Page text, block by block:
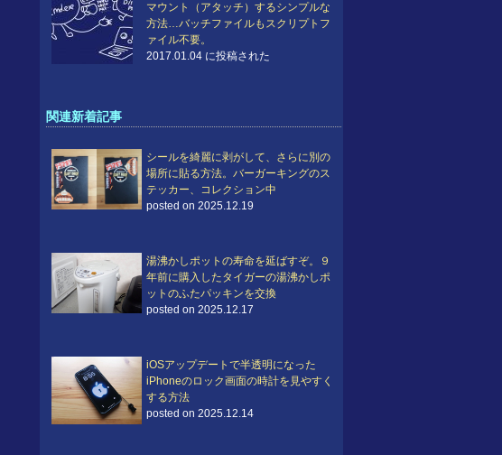
マウント（アタッチ）するシンプルな
方法…バッチファイルもスクリプトフ
ァイル不要。
2017.01.04 に投稿された
関連新着記事
シールを綺麗に剥がして、さらに別の
場所に貼る方法。バーガーキングのス
テッカー、コレクション中
posted on 2025.12.19
湯沸かしポットの寿命を延ばすぞ。９
年前に購入したタイガーの湯沸かしポ
ットのふたパッキンを交換
posted on 2025.12.17
iOSアップデートで半透明になった
iPhoneのロック画面の時計を見やすく
する方法
posted on 2025.12.14